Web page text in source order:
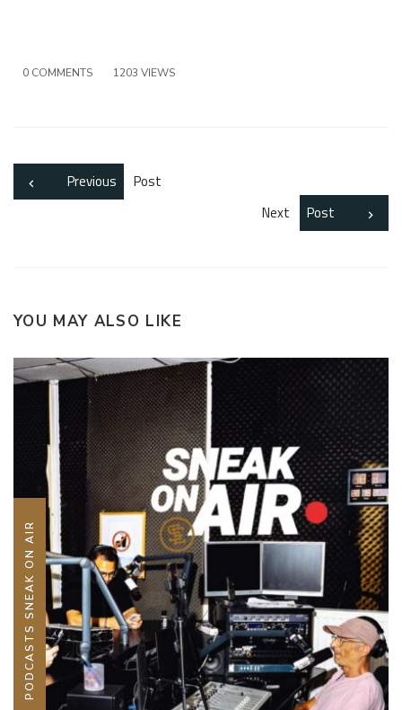
0 COMMENTS 1203 VIEWS
Previous
Post
Next
Post
YOU MAY ALSO LIKE
PODCASTS SNEAK ON AIR